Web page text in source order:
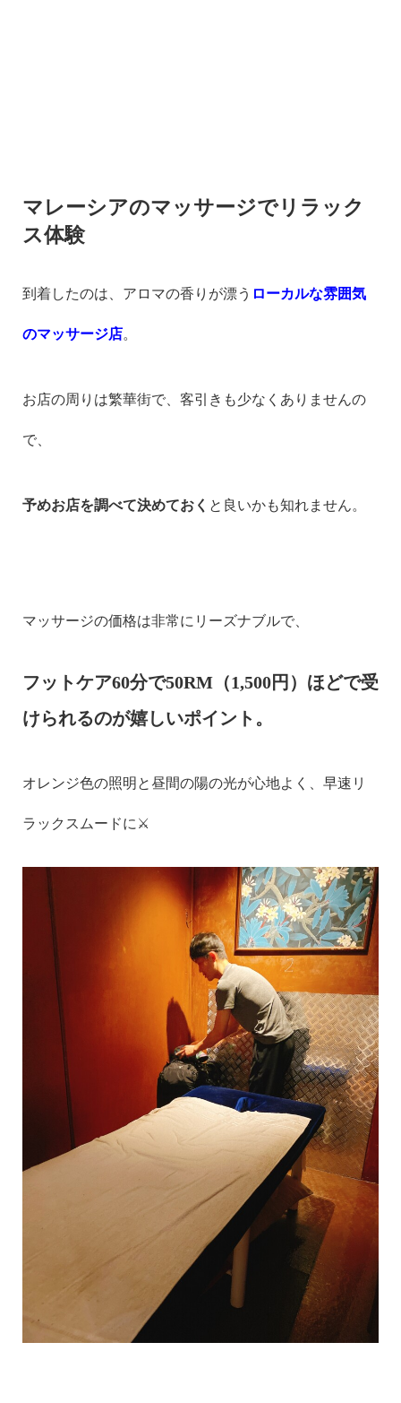
マレーシアのマッサージでリラック
ス体験
到着したのは、アロマの香りが漂う ローカルな雰囲気
のマッサージ店。
お店の周りは繁華街で、客引きも少なくありませんの
で、
予めお店を調べて決めておく と良いかも知れません。
マッサージの価格は非常にリーズナブルで、
フットケア60分で50RM（1,500円）ほどで受
けられるのが嬉しいポイント。
オレンジ色の照明と昼間の陽の光が心地よく、早速リ
ラックスムードに⚔️